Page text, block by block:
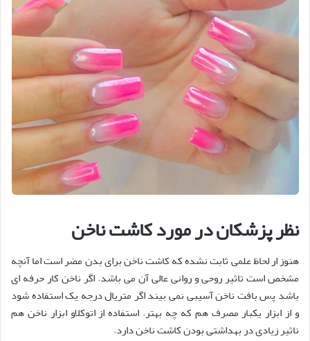
نظر پزشکان در مورد کاشت ناخن
هنوز ار لحاظ علمی ثابت نشده که کاشت ناخن برای بدن مضر است اما آنچه
مشخص است تاثیر روحی و روانی عالی آن می باشد. اگر ناخن کار حرفه ای
باشد پس بافت ناخن آسیبی نمی بیند اگر متریال درجه یک استفاده شود
و از ابزار یکبار مصرف هم که چه بهتر. استفاده از اتوکلاو ابزار ناخن هم
ناثیر زیادی در بهداشتی بودن کاشت ناخن دارد.